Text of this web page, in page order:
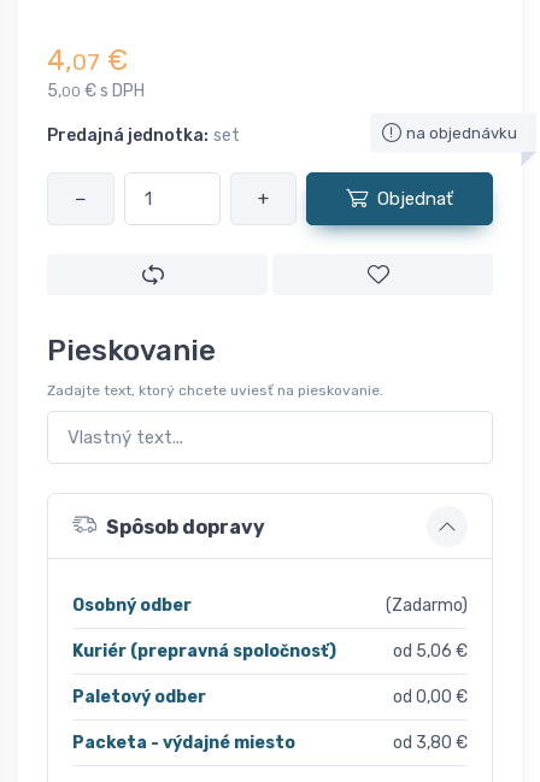
4,07 €
5,00 € s DPH
Predajná jednotka: set na objednávku
− + Objednať
Pieskovanie
Zadajte text, ktorý chcete uviesť na pieskovanie.
Spôsob dopravy
Osobný odber (Zadarmo)
Kuriér (prepravná spoločnosť) od 5,06 €
Paletový odber od 0,00 €
Packeta - výdajné miesto od 3,80 €